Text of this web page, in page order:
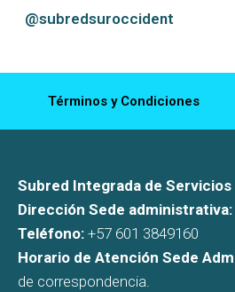
@subredsuroccident
Términos y Condiciones
Subred Integrada de
Dirección Sede administrativa:
Teléfono: +57 601 3849160
Horario de Atención Sede
de correspondencia.